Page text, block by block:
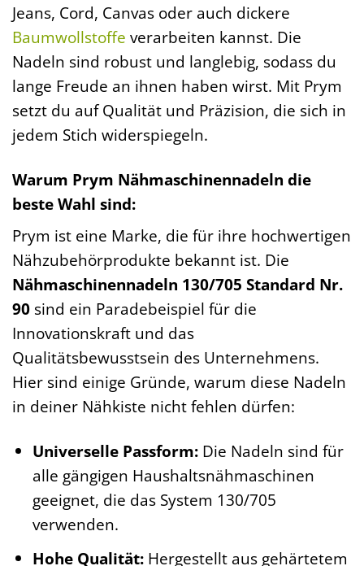
Jeans, Cord, Canvas oder auch dickere
Baumwollstoffe verarbeiten kannst. Die
Nadeln sind robust und langlebig, sodass du
lange Freude an ihnen haben wirst. Mit Prym
setzt du auf Qualität und Präzision, die sich in
jedem Stich widerspiegeln.
Warum Prym Nähmaschinennadeln die
beste Wahl sind:
Prym ist eine Marke, die für ihre hochwertigen
Nähzubehörprodukte bekannt ist. Die
Nähmaschinennadeln 130/705 Standard Nr.
90 sind ein Paradebeispiel für die
Innovationskraft und das
Qualitätsbewusstsein des Unternehmens.
Hier sind einige Gründe, warum diese Nadeln
in deiner Nähkiste nicht fehlen dürfen:
Universelle Passform:Die Nadeln sind für
alle gängigen Haushaltsnähmaschinen
geeignet, die das System 130/705
verwenden.
Hohe Qualität:Hergestellt aus gehärtetem